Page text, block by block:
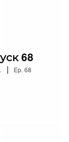
68
| Ep. 68